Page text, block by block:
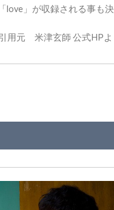
love」が収録される事も決
用元 米津玄師 公式HPよ